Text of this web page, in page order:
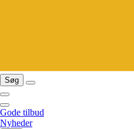
Søg
Gode tilbud
Nyheder